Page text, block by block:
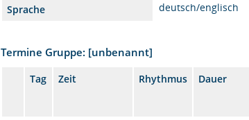
Sprache
deutsch/englisch
Termine Gruppe: [unbenannt]
Tag Zeit Rhythmus Dauer